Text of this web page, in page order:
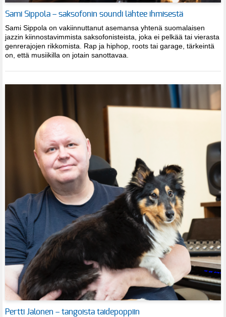
Sami Sippola – saksofonin soundi lähtee ihmisestä
Sami Sippola on vakiinnuttanut asemansa yhtenä suomalaisen
jazzin kiinnostavimmista saksofonisteista, joka ei pelkää tai vierasta
genrerajojen rikkomista. Rap ja hiphop, roots tai garage, tärkeintä
on, että musiikilla on jotain sanottavaa.
Pertti Jalonen – tangoista taidepoppiin